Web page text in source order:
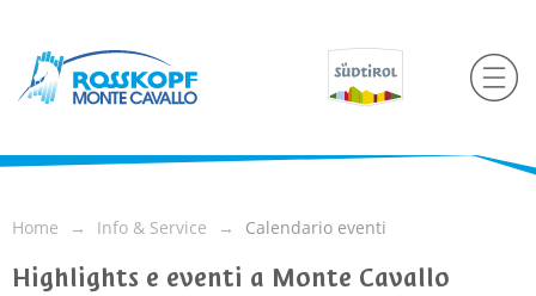
Home Info & Service Calendario eventi
Highlights e eventi a Monte Cavallo